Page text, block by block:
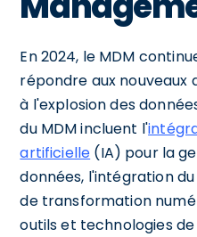
En 2024, le MDM
répondre aux nouveaux
à l'explosion des
du MDM incluent l'
artificielle (IA) pour la
données, l'intégration
de transformation
outils et technologies